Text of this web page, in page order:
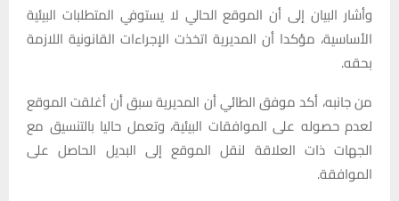
وأشار البيان إلى أن الموقع الحالي لا يستوفي المتطلبات البيئية
الأساسية، مؤكدا أن المديرية اتخذت الإجراءات القانونية اللازمة
بحقه.
من جانبه، أكد موفق الطائي أن المديرية سبق أن أغلقت الموقع
لعدم حصوله على الموافقات البيئية، وتعمل حاليا بالتنسيق مع
الجهات ذات العلاقة لنقل الموقع إلى البديل الحاصل على
الموافقة.